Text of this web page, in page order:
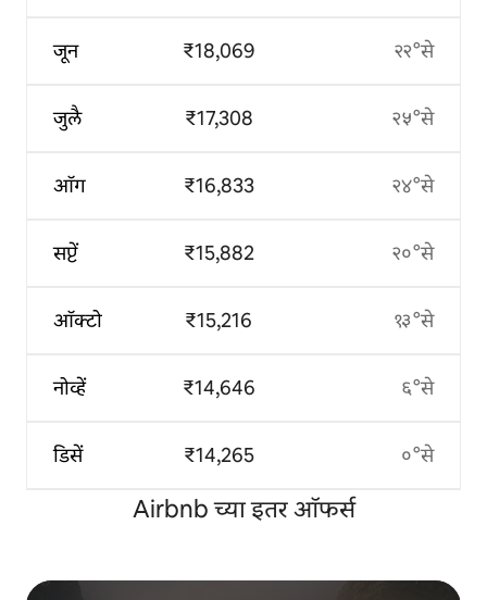
जून
जुलै
ऑग
सप्टें
ऑक्टो
नोव्हें
डिसें
₹18,069
₹17,308
₹16,833
₹15,882
₹15,216
₹14,646
₹14,265
२२°से
२५°से
२४°से
२०°से
१३°से
६°से
०°से
Airbnb च्या इतर ऑफर्स